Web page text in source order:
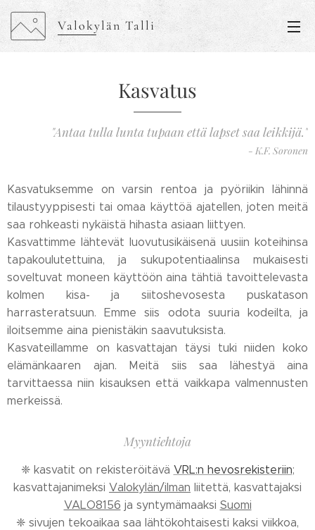
Valokylän Talli
Kasvatus
"Antaa tulla lunta tupaan että lapset saa leikkijä."
- K.F. Soronen
Kasvatuksemme on varsin rentoa ja pyöriikin lähinnä
tilaustyyppisesti tai omaa käyttöä ajatellen, joten meitä
saa rohkeasti nykäistä hihasta asiaan liittyen.
Kasvattimme lähtevät luovutusikäisenä uusiin koteihinsa
tapakoulutettuina, ja sukupotentiaalinsa mukaisesti
soveltuvat moneen käyttöön aina tähtiä tavoittelevasta
kolmen kisa- ja siitoshevosesta puskatason
harrasteratsuun. Emme siis odota suuria kodeilta, ja
iloitsemme aina pienistäkin saavutuksista.
Kasvateillamme on kasvattajan täysi tuki niiden koko
elämänkaaren ajan. Meitä siis saa lähestyä aina
tarvittaessa niin kisauksen että vaikkapa valmennusten
merkeissä.
Myyntiehtoja
❈ kasvatit on rekisteröitävä VRL:n hevosrekisteriin;
kasvattajanimeksi Valokylän/ilman liitettä, kasvattajaksi
VALO8156 ja syntymämaaksi Suomi
❈ sivujen tekoaikaa saa lähtökohtaisesti kaksi viikkoa,